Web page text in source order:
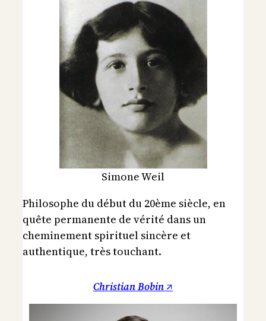
Simone Weil
Philosophe du début du 20ème siècle, en
quête permanente de vérité dans un
cheminement spirituel sincère et
authentique, très touchant.
Christian Bobin ↗